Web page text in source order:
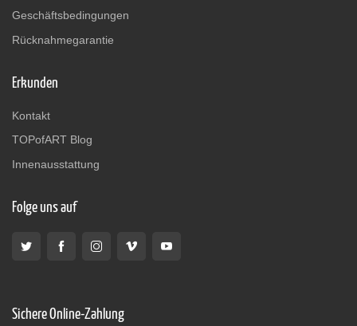
Geschäftsbedingungen
Rücknahmegarantie
Erkunden
Kontakt
TOPofART Blog
Innenausstattung
Folge uns auf
Sichere Online-Zahlung